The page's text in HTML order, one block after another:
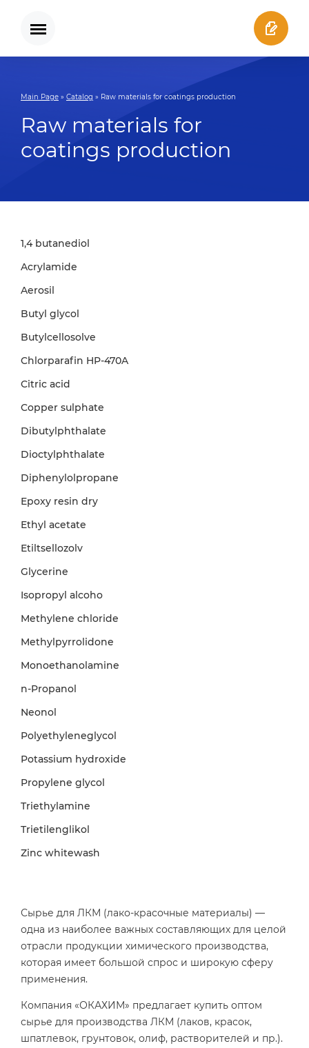
Main Page » Catalog » Raw materials for coatings production
Raw materials for
coatings production
1,4 butanediol
Acrylamide
Aerosil
Butyl glycol
Butylcellosolve
Chlorparafin HP-470A
Citric acid
Copper sulphate
Dibutylphthalate
Dioctylphthalate
Diphenylolpropane
Epoxy resin dry
Ethyl acetate
Etiltsellozolv
Glycerine
Isopropyl alcoho
Methylene chloride
Methylpyrrolidone
Monoethanolamine
n-Propanol
Neonol
Polyethyleneglycol
Potassium hydroxide
Propylene glycol
Triethylamine
Trietilenglikol
Zinc whitewash
Сырье для ЛКМ (лако-красочные материалы) —
одна из наиболее важных составляющих для целой
отрасли продукции химического производства,
которая имеет большой спрос и широкую сферу
применения.
Компания «ОКАХИМ» предлагает купить оптом
сырье для производства ЛКМ (лаков, красок,
шпатлевок, грунтовок, олиф, растворителей и пр.).